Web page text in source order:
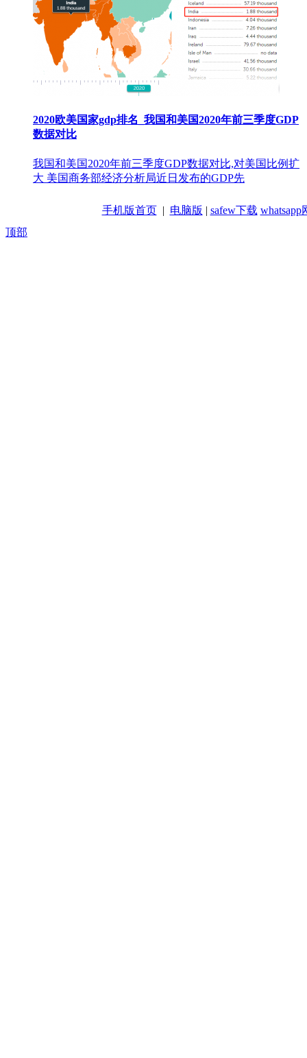
2020欧美国家gdp排名_我国和美国2020年前三季度GDP
数据对比
我国和美国2020年前三季度GDP数据对比,对美国比例扩
大 美国商务部经济分析局近日发布的GDP先
手机版首页| 电脑版 | safew下载 whatsapp
顶部